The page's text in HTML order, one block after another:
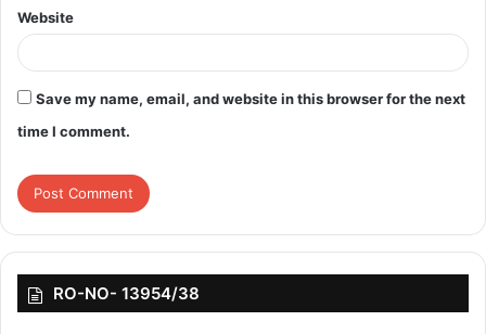
Website
Save my name, email, and website in this browser for the next
time I comment.
RO-NO- 13954/38